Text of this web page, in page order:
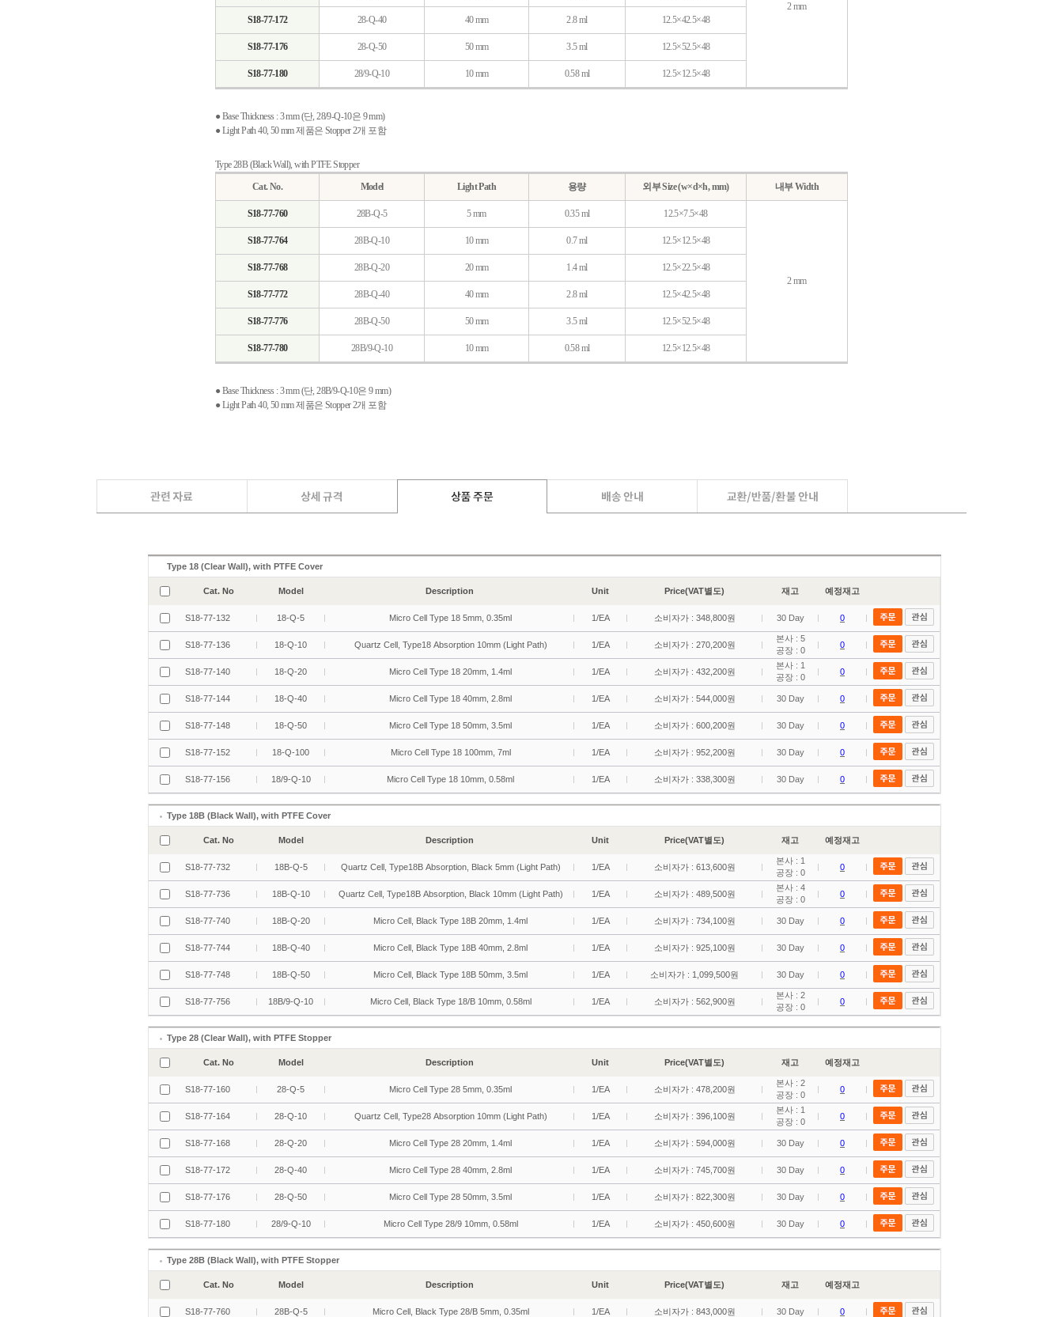
2 mm
S18-77-172 28-Q-40 40 mm 2.8 ml 12.5×42.5×48
S18-77-176 28-Q-50 50 mm 3.5 ml 12.5×52.5×48
S18-77-180 28/9-Q-10 10 mm 0.58 ml 12.5×12.5×48
● Base Thickness : 3 mm (단, 28/9-Q-10은 9 mm)
● Light Path 40, 50 mm 제품은 Stopper 2개 포함
Type 28B (Black Wall), with PTFE Stopper
Cat. No.
Model Light Path 용량 외부 Size (w×d×h, mm) 내부 Width
S18-77-760 28B-Q-5 5 mm 0.35 ml 12.5×7.5×48
2 mm
S18-77-764 28B-Q-10 10 mm 0.7 ml 12.5×12.5×48
S18-77-768 28B-Q-20 20 mm 1.4 ml 12.5×22.5×48
S18-77-772 28B-Q-40 40 mm 2.8 ml 12.5×42.5×48
S18-77-776 28B-Q-50 50 mm 3.5 ml 12.5×52.5×48
S18-77-780 28B/9-Q-10 10 mm 0.58 ml 12.5×12.5×48
● Base Thickness : 3 mm (단, 28B/9-Q-10은 9 mm)
● Light Path 40, 50 mm 제품은 Stopper 2개 포함